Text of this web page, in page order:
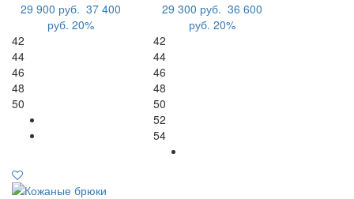
29 900 руб. 37 400
руб. 20%
42
44
46
48
50
29 300 руб. 36 600
руб. 20%
42
44
46
48
50
52
54